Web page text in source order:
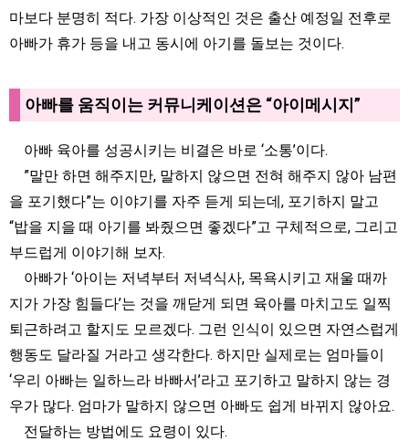
마보다 분명히 적다. 가장 이상적인 것은 출산 예정일 전후로
아빠가 휴가 등을 내고 동시에 아기를 돌보는 것이다.
아빠를 움직이는 커뮤니케이션은 “아이메시지”
아빠 육아를 성공시키는 비결은 바로 ‘소통’이다.
”말만 하면 해주지만, 말하지 않으면 전혀 해주지 않아 남편
을 포기했다”는 이야기를 자주 듣게 되는데, 포기하지 말고
“밥을 지을 때 아기를 봐줬으면 좋겠다”고 구체적으로, 그리고
부드럽게 이야기해 보자.
아빠가 ‘아이는 저녁부터 저녁식사, 목욕시키고 재울 때까
지가 가장 힘들다’는 것을 깨닫게 되면 육아를 마치고도 일찍
퇴근하려고 할지도 모르겠다. 그런 인식이 있으면 자연스럽게
행동도 달라질 거라고 생각한다. 하지만 실제로는 엄마들이
‘우리 아빠는 일하느라 바빠서’라고 포기하고 말하지 않는 경
우가 많다. 엄마가 말하지 않으면 아빠도 쉽게 바뀌지 않아요.
전달하는 방법에도 요령이 있다.